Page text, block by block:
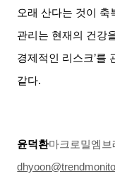
오래 산다는 것이 축
관리는 현재의 건강
경제적인 리스크’를
같다.
윤덕환마크로밀엠